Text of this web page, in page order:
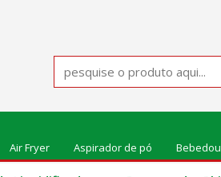
Air Fryer Aspirador de pó